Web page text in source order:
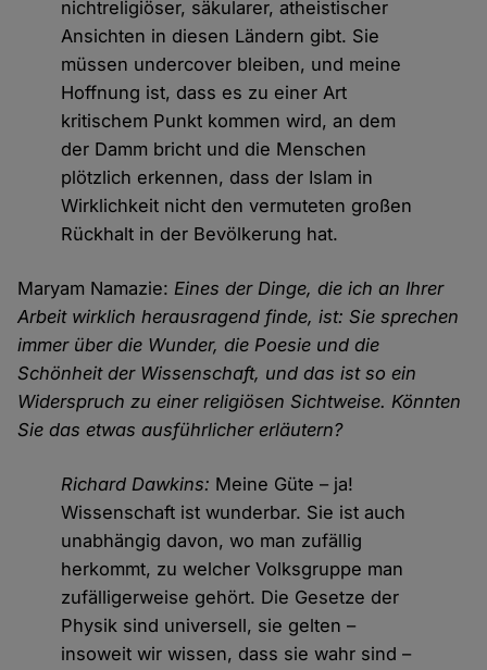
nichtreligiöser, säkularer, atheistischer
Ansichten in diesen Ländern gibt. Sie
müssen undercover bleiben, und meine
Hoffnung ist, dass es zu einer Art
kritischem Punkt kommen wird, an dem
der Damm bricht und die Menschen
plötzlich erkennen, dass der Islam in
Wirklichkeit nicht den vermuteten großen
Rückhalt in der Bevölkerung hat.
Maryam Namazie:Eines der Dinge, die ich an Ihrer
Arbeit wirklich herausragend finde, ist: Sie sprechen
immer über die Wunder, die Poesie und die
Schönheit der Wissenschaft, und das ist so ein
Widerspruch zu einer religiösen Sichtweise. Könnten
Sie das etwas ausführlicher erläutern?
Richard Dawkins: Meine Güte – ja!
Wissenschaft ist wunderbar. Sie ist auch
unabhängig davon, wo man zufällig
herkommt, zu welcher Volksgruppe man
zufälligerweise gehört. Die Gesetze der
Physik sind universell, sie gelten –
insoweit wir wissen, dass sie wahr sind –